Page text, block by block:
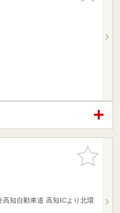
お気に入
りに追加
知自動車道 高知ICより北環